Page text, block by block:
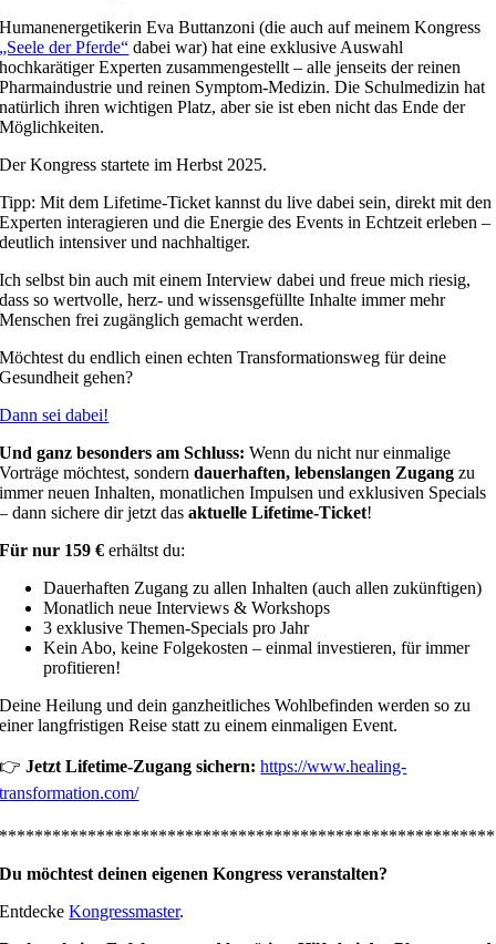
Humanenergetikerin Eva Buttanzoni (die auch auf meinem Kongress
„Seele der Pferde“ dabei war) hat eine exklusive Auswahl
hochkarätiger Experten zusammengestellt – alle jenseits der reinen
Pharmaindustrie und reinen Symptom-Medizin. Die Schulmedizin hat
natürlich ihren wichtigen Platz, aber sie ist eben nicht das Ende der
Möglichkeiten.
Der Kongress startete im Herbst 2025.
Tipp: Mit dem Lifetime-Ticket kannst du live dabei sein, direkt mit den
Experten interagieren und die Energie des Events in Echtzeit erleben –
deutlich intensiver und nachhaltiger.
Ich selbst bin auch mit einem Interview dabei und freue mich riesig,
dass so wertvolle, herz- und wissensgefüllte Inhalte immer mehr
Menschen frei zugänglich gemacht werden.
Möchtest du endlich einen echten Transformationsweg für deine
Gesundheit gehen?
Dann sei dabei!
Und ganz besonders am Schluss: Wenn du nicht nur einmalige
Vorträge möchtest, sonderndauerhaften, lebenslangen Zugang zu
immer neuen Inhalten, monatlichen Impulsen und exklusiven Specials
– dann sichere dir jetzt dasaktuelle Lifetime-Ticket!
Für nur 159 € erhältst du:
Dauerhaften Zugang zu allen Inhalten (auch allen zukünftigen)
Monatlich neue Interviews & Workshops
3 exklusive Themen-Specials pro Jahr
Kein Abo, keine Folgekosten – einmal investieren, für immer
profitieren!
Deine Heilung und dein ganzheitliches Wohlbefinden werden so zu
einer langfristigen Reise statt zu einem einmaligen Event.
👉Jetzt Lifetime-Zugang sichern: https://www.healing-
transformation.com/
Du möchtest deinen eigenen Kongress veranstalten?
EntdeckeKongressmaster.